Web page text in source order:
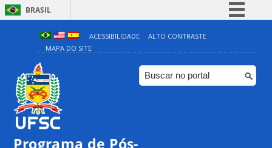
BRASIL
Simplifique!
Comunica BR
Participe
ACESSIBILIDADE
ALTO CONTRASTE
MAPA DO SITE
Programa de Pós-